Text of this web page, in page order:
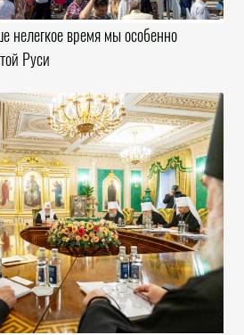
нелегкое время мы особенно
Руси